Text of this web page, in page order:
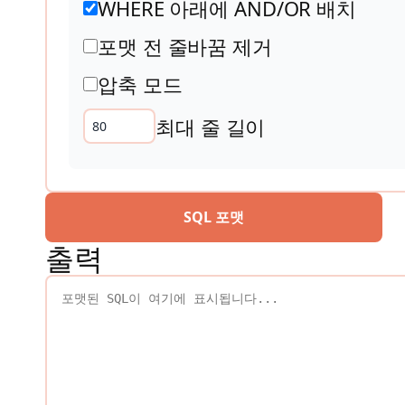
WHERE 아래에 AND/OR 배치
포맷 전 줄바꿈 제거
압축 모드
최대 줄 길이
SQL 포맷
출력